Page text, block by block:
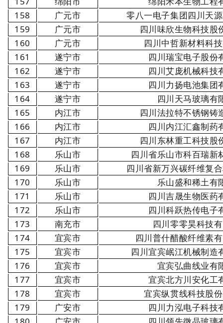
158 广元市 零八一电子集团四川天
159 广元市 四川味欣生物科技股
160 广元市 四川中哲新材料科
161 遂宁市 四川瑞宝电子股份
162 遂宁市 四川艾庞机械科技
163 遂宁市 四川力扬电池集团
164 遂宁市 四川天马玻璃有
165 内江市 四川法拉特不锈钢铸
166 内江市 四川内江汇鑫制药
167 内江市 四川东林重工科技股
168 乐山市 四川省乐山市科百瑞新
169 乐山市 四川省新万兴碳纤维复
170 乐山市 乐山盛和稀土有
171 乐山市 四川吉晟生物医药
172 乐山市 四川科跃热传电子
173 南充市 四川零零昊科技
174 宜宾市 四川普什醋酸纤维素
175 宜宾市 四川宜宾岷江机械制造
176 宜宾市 宜宾弘曲线业有
177 宜宾市 宜宾北方川安化工
178 宜宾市 宜宾纵贯线科技股
179 广安市 四川力泓电子科技